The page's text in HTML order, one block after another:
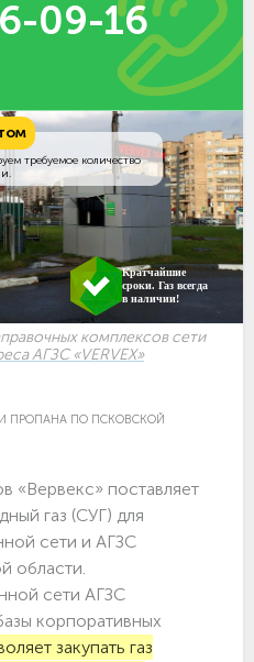
09-16
требуемое количество
Кратчайшие
сроки. Газ всегда
в наличии!
комплексов сети
АГЗС «VERVEX»
ПРОПАНА ПО ПСКОВСКОЙ
«Вервекс» поставляет
газ (СУГ) для
сети и АГЗС
области.
сети АГЗС
корпоративных
закупать газ